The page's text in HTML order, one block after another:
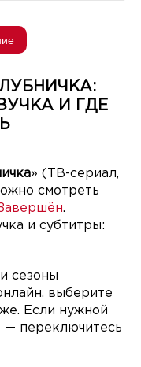
И ГДЕ
» (ТВ-сериал,
смотреть
.
и субтитры:
сезоны
выберите
Если нужной
— переключитесь